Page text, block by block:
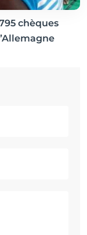
chèques